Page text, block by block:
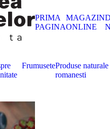
PRIMA
PAGINA
MAGAZIN
ONLINE
FrumuseteProduse naturale
romanesti